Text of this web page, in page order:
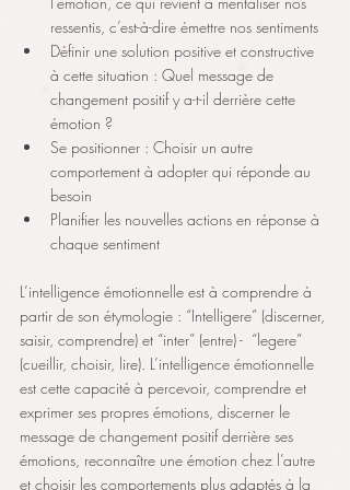
ressentis, c’est-à-dire émettre nos sentiments
Définir une solution positive et constructive
à cette situation : Quel message de
changement positif y a-t-il derrière cette
émotion ?
Se positionner : Choisir un autre
comportement à adopter qui réponde au
besoin
Planifier les nouvelles actions en réponse à
chaque sentiment
L’intelligence émotionnelle est à comprendre à
partir de son étymologie : “Intelligere” (discerner,
saisir, comprendre) et “inter” (entre) -  “legere”
(cueillir, choisir, lire). L’intelligence émotionnelle
est cette capacité à percevoir, comprendre et
exprimer ses propres émotions, discerner le
message de changement positif derrière ses
émotions, reconnaître une émotion chez l’autre
et choisir les comportements plus adaptés à la